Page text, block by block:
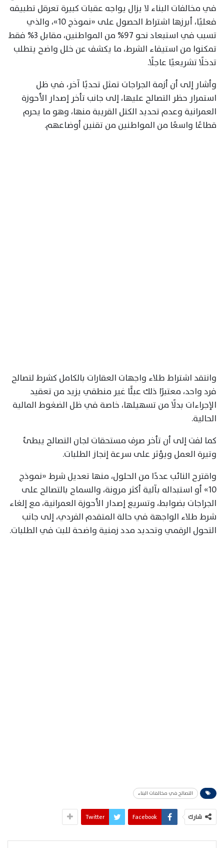
في مخالفات البناء لا يزال يواجه عقبات كبيرة تعرقل تطبيقه
فعليًا، أبرزها اشتراط الحصول على «نموذج 10»، والذي
تسبب في استبعاد نحو 97% من المواطنين، مقابل 3% فقط
تمكنوا من استيفاء الشرط، ما يكشف عن خلل واضح يتطلب
تدخلًا تشريعيًا عاجلًا.
وأشار إلى أن أزمة الجراجات تمثل تحديًا آخر، في ظل
استمرار حظر التصالح عليها، إلى جانب تأخر إصدار الأحوزة
العمرانية وعدم تحديد الكتل القريبة منها، وهو ما يحرم
قطاعًا واسعًا من المواطنين من تقنين أوضاعهم.
وانتقد اشتراط طلاء واجهات العقارات بالكامل كشرط لتصالح
فرد واحد، معتبرًا ذلك عبئًا غير منطقي يزيد من تعقيد
الإجراءات بدلًا من تسهيلها، خاصة في ظل الضغوط المالية
الحالية.
كما لفت إلى أن تأخر صرف مستحقات لجان التصالح يبطئ
وتيرة العمل ويؤثر على سرعة إنجاز الطلبات.
واقترح النائب عددًا من الحلول، منها تعديل شرط «نموذج
10» أو استبداله بآلية أكثر مرونة، والسماح بالتصالح على
الجراجات بضوابط، وتسريع إصدار الأحوزة العمرانية، مع إلغاء
شرط طلاء الواجهة في حالة المتقدم الفردي، إلى جانب
التحول الرقمي وتحديد مدد زمنية واضحة للبت في الطلبات.
التصالح في مخالفات البناء
شارك Facebook
Twitter